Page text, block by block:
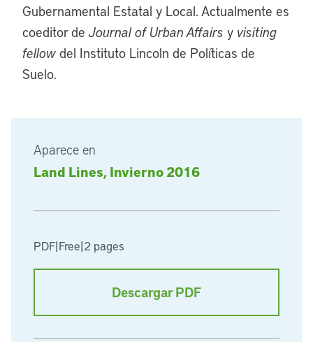
Aparece en
Land Lines, Invierno 2016
PDF|Free|2 pages
Descargar PDF
Gubernamental Estatal y Local. Actualmente es
coeditor deJournal of Urban Affairs y visiting
fellow del Instituto Lincoln de Políticas de
Suelo.